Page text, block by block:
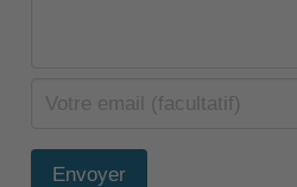
Envoyer